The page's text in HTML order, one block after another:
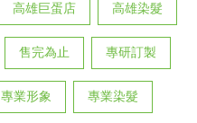
高雄巨蛋店 高雄染髮
售完為止 專研訂製
專業形象 專業染髮